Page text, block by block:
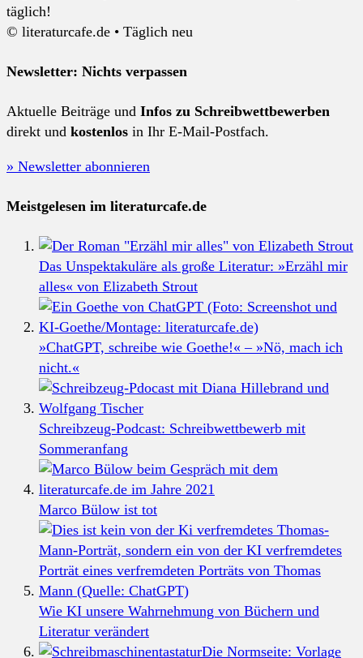
täglich!
© literaturcafe.de • Täglich neu
Newsletter: Nichts verpassen
Aktuelle Beiträge und Infos zu Schreibwettbewerben
direkt und kostenlos in Ihr E-Mail-Postfach.
» Newsletter abonnieren
Meistgelesen im literaturcafe.de
Das Unspektakuläre als große Literatur: »Erzähl mir
alles« von Elizabeth Strout
»ChatGPT, schreibe wie Goethe!« – »Nö, mach ich
nicht.«
Schreibzeug-Podcast: Schreibwettbewerb mit
Sommeranfang
Marco Bülow ist tot
Wie KI unsere Wahrnehmung von Büchern und
Literatur verändert
Die Normseite: Vorlage